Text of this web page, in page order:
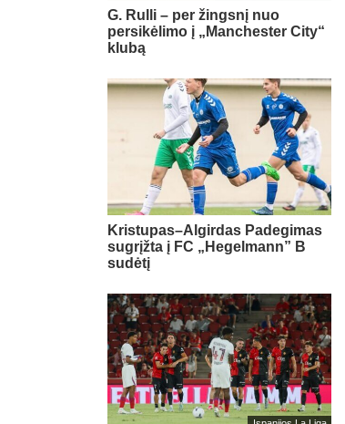
G. Rulli – per žingsnį nuo
persikėlimo į „Manchester City“
klubą
Kristupas–Algirdas Padegimas
sugrįžta į FC „Hegelmann” B
sudėtį